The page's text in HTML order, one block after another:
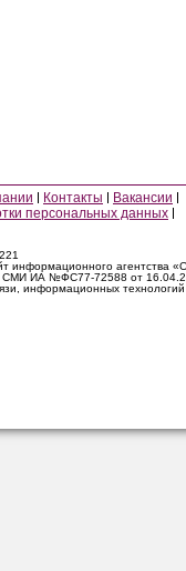
Контакты
Вакансии
персональных данных
информационного агентства
СМИ ИА №ФС77-72588 от
информационных